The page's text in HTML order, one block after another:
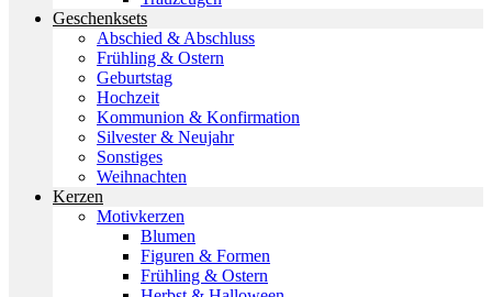
Geschenksets
Abschied & Abschluss
Frühling & Ostern
Geburtstag
Hochzeit
Kommunion & Konfirmation
Silvester & Neujahr
Sonstiges
Weihnachten
Kerzen
Motivkerzen
Blumen
Figuren & Formen
Frühling & Ostern